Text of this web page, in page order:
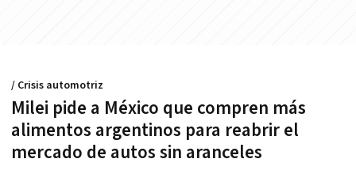
Milei pide a México que compren más
alimentos argentinos para reabrir el
mercado de autos sin aranceles
/ Crisis automotriz